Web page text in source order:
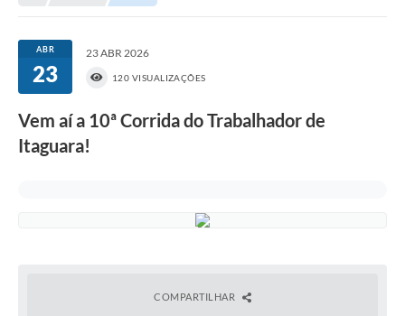
ABR
23
23 ABR 2026
120 VISUALIZAÇÕES
Vem aí a 10ª Corrida do Trabalhador de
Itaguara!
COMPARTILHAR